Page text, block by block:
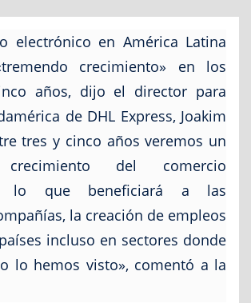
electrónico en América Latina
crecimiento» en los
años, dijo el director para
de DHL Express, Joakim
tres y cinco años veremos un
crecimiento del comercio
lo que beneficiará a las
la creación de empleos
incluso en sectores donde
lo hemos visto», comentó a la